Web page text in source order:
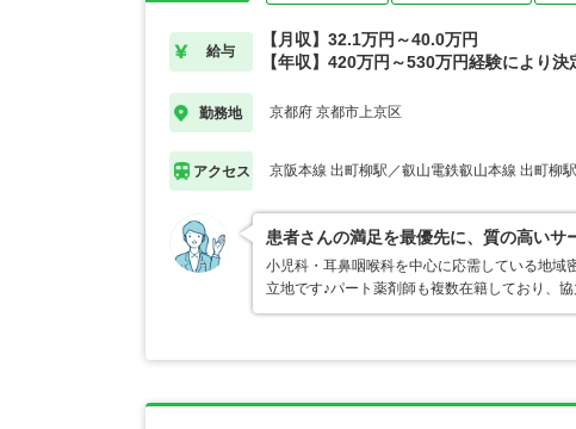
給与
【月収】32.1万円～40.0万円
【年収】420万円～530万円経験により決
勤務地 京都府 京都市上京区
アクセス 京阪本線 出町柳駅／叡山電鉄叡山本線 出町柳駅
患者さんの満足を最優先に、質の高い
小児科・耳鼻咽喉科を中心に応需している地
立地です♪パート薬剤師も複数在籍しており、